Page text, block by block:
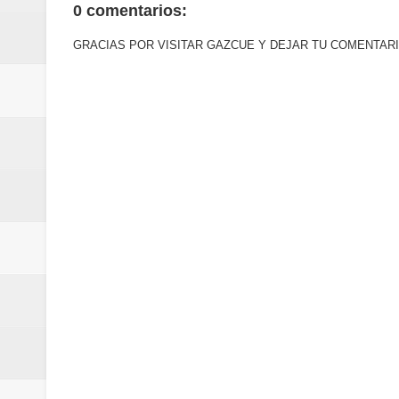
0 comentarios:
GRACIAS POR VISITAR GAZCUE Y DEJAR TU